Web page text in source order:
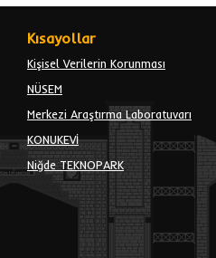
Kısayollar
Kişisel Verilerin Korunması
NÜSEM
Merkezi Araştırma Laboratuvarı
KONUKEVİ
Niğde TEKNOPARK